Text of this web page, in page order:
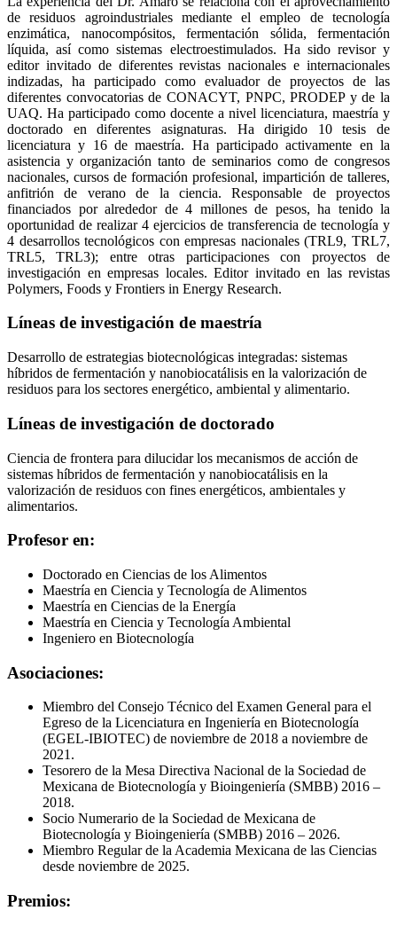
de residuos agroindustriales mediante el empleo de tecnología
enzimática, nanocompósitos, fermentación sólida, fermentación
líquida, así como sistemas electroestimulados. Ha sido revisor y
editor invitado de diferentes revistas nacionales e internacionales
indizadas, ha participado como evaluador de proyectos de las
diferentes convocatorias de CONACYT, PNPC, PRODEP y de la
UAQ. Ha participado como docente a nivel licenciatura, maestría y
doctorado en diferentes asignaturas. Ha dirigido 10 tesis de
licenciatura y 16 de maestría. Ha participado activamente en la
asistencia y organización tanto de seminarios como de congresos
nacionales, cursos de formación profesional, impartición de talleres,
anfitrión de verano de la ciencia. Responsable de proyectos
financiados por alrededor de 4 millones de pesos, ha tenido la
oportunidad de realizar 4 ejercicios de transferencia de tecnología y
4 desarrollos tecnológicos con empresas nacionales (TRL9, TRL7,
TRL5, TRL3); entre otras participaciones con proyectos de
investigación en empresas locales. Editor invitado en las revistas
Polymers, Foods y Frontiers in Energy Research.
Líneas de investigación de maestría
Desarrollo de estrategias biotecnológicas integradas: sistemas
híbridos de fermentación y nanobiocatálisis en la valorización de
residuos para los sectores energético, ambiental y alimentario.
Líneas de investigación de doctorado
Ciencia de frontera para dilucidar los mecanismos de acción de
sistemas híbridos de fermentación y nanobiocatálisis en la
valorización de residuos con fines energéticos, ambientales y
alimentarios.
Profesor en:
Doctorado en Ciencias de los Alimentos
Maestría en Ciencia y Tecnología de Alimentos
Maestría en Ciencias de la Energía
Maestría en Ciencia y Tecnología Ambiental
Ingeniero en Biotecnología
Asociaciones:
Miembro del Consejo Técnico del Examen General para el
Egreso de la Licenciatura en Ingeniería en Biotecnología
(EGEL-IBIOTEC) de noviembre de 2018 a noviembre de
2021.
Tesorero de la Mesa Directiva Nacional de la Sociedad de
Mexicana de Biotecnología y Bioingeniería (SMBB) 2016 –
2018.
Socio Numerario de la Sociedad de Mexicana de
Biotecnología y Bioingeniería (SMBB) 2016 – 2026.
Miembro Regular de la Academia Mexicana de las Ciencias
desde noviembre de 2025.
Premios: